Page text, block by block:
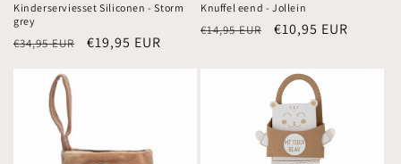
Kinderserviesset Siliconen - Storm
grey
Normale
€34,95 EUR Aanbiedingsprijs
€19,95 EUR
Knuffel eend - Jollein
Normale
€14,95 EUR Aanbiedingsprijs
€10,95 EUR